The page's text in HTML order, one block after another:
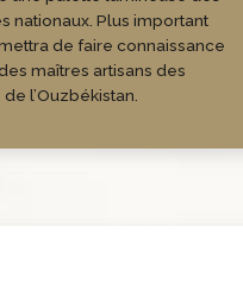
nationaux. Plus important
de faire connaissance
maîtres artisans des
l’Ouzbékistan.